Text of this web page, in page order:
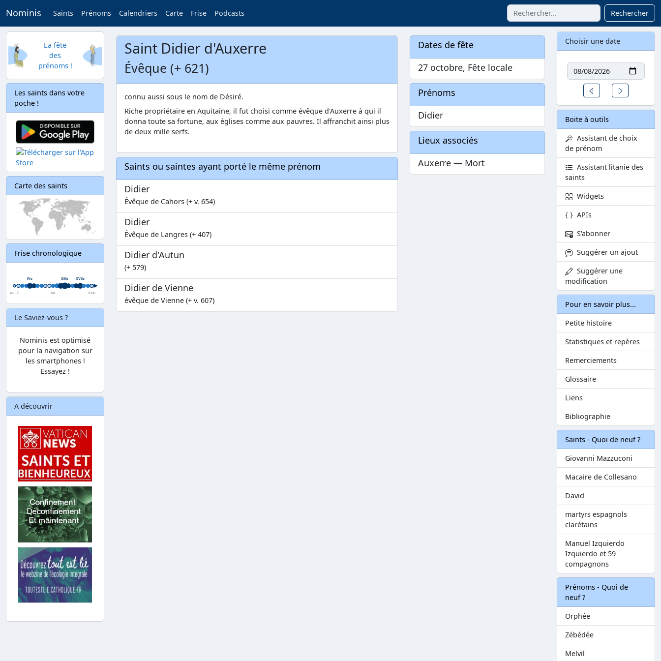
Nominis Saints Prénoms Calendriers Carte Frise Podcasts Rechercher
La fête
des
prénoms !
Les saints dans votre
poche !
Carte des saints
Frise chronologique
Le Saviez-vous ?
Nominis est optimisé
pour la navigation sur
les smartphones !
Essayez !
A découvrir
Saint Didier d'Auxerre
Évêque (+ 621)
connu aussi sous le nom de Désiré.
Riche propriétaire en Aquitaine, il fut choisi comme évêque d'Auxerre à qui il
donna toute sa fortune, aux églises comme aux pauvres. Il affranchit ainsi plus
de deux mille serfs.
Saints ou saintes ayant porté le même prénom
Didier
Évêque de Cahors (+ v. 654)
Didier
Évêque de Langres (+ 407)
Didier d'Autun
(+ 579)
Didier de Vienne
évêque de Vienne (+ v. 607)
Dates de fête
27 octobre, Fête locale
Prénoms
Didier
Lieux associés
Auxerre — Mort
Choisir une date
Date
Un jour avant
Boite à outils
Assistant de choix
de prénom
Assistant litanie des
saints
Widgets
APIs
S'abonner
Suggérer un ajout
Suggérer une
modification
Pour en savoir plus...
Petite histoire
Statistiques et repères
Remerciements
Glossaire
Liens
Bibliographie
Saints - Quoi de neuf ?
Giovanni Mazzuconi
Macaire de Collesano
David
martyrs espagnols
clarétains
Manuel Izquierdo
Izquierdo et 59
compagnons
Prénoms - Quoi de
neuf ?
Orphée
Zébédée
Melvil